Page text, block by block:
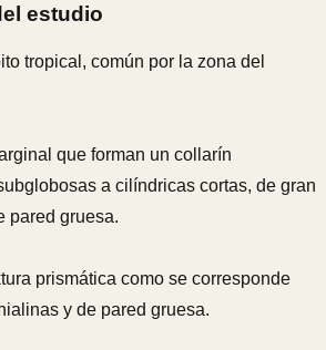
estudio
tropical, común por la zona del
que forman un collarín
a cilíndricas cortas, de gran
pared gruesa.
prismática como se corresponde
y de pared gruesa.